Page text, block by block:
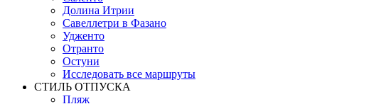
Долина Итрии
Савеллетри в Фазано
Удженто
Отранто
Остуни
Исследовать все маршруты
СТИЛЬ OТПУСКА
Пляж